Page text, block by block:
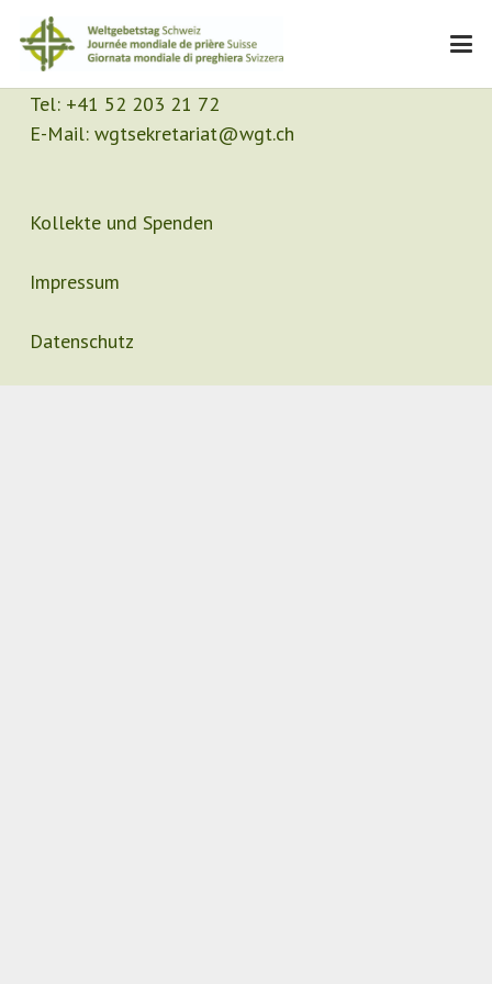
Kontakt
Sekretariat
Tel: +41 52 203 21 72
E-Mail: wgtsekretariat@wgt.ch
Kollekte und Spenden
Impressum
Datenschutz